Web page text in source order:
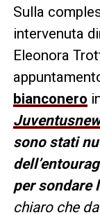
Sulla
intervenuta
Eleonora
bianconero
sono stati
per sondare
chiaro che